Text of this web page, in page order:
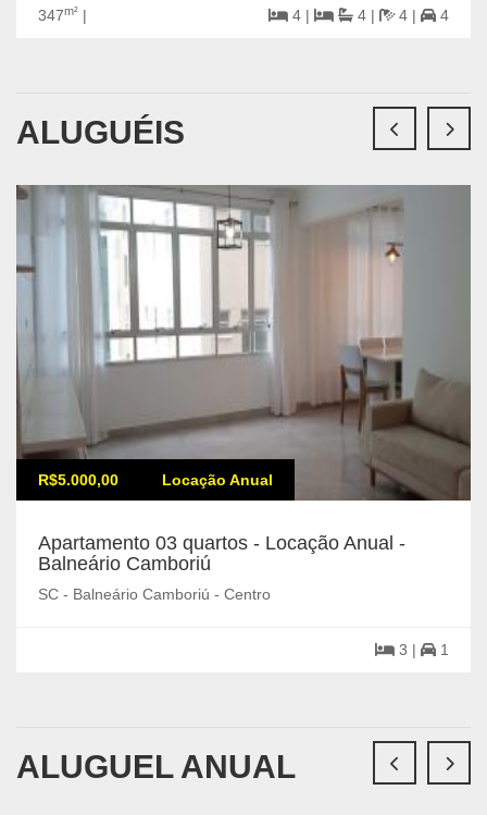
347m² | 4 | 4 | 4 | 4
ALUGUÉIS
R$5.000,00 Locação Anual
Apartamento 03 quartos - Locação Anual -
Balneário Camboriú
SC - Balneário Camboriú - Centro
3 | 1
ALUGUEL ANUAL